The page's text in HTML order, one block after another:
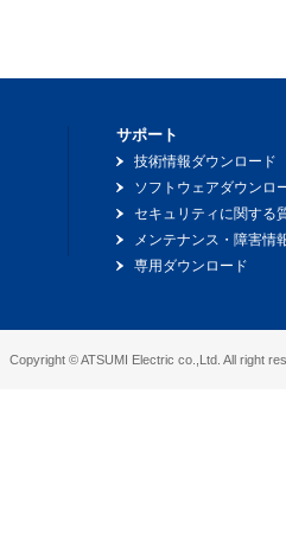
サポート
技術情報ダウンロード
ソフトウェアダウンロ
セキュリティに関する
メンテナンス・障害情
専用ダウンロード
Copyright © ATSUMI Electric co.,Ltd. All right